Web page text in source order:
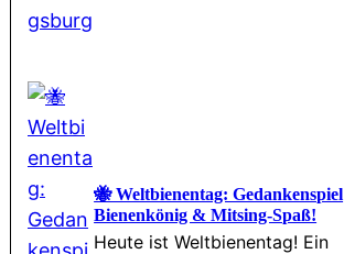
🐝 Weltbienentag: Gedankenspiel
Bienenkönig & Mitsing-Spaß!
Heute ist Weltbienentag! Ein